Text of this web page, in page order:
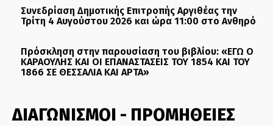
Συνεδρίαση Δημοτικής Επιτροπής Αργιθέας την
Τρίτη 4 Αυγούστου 2026 και ώρα 11:00 στο Ανθηρό
Πρόσκληση στην παρουσίαση του βιβλίου: «ΕΓΩ Ο
ΚΑΡΑΟΥΛΗΣ ΚΑΙ ΟΙ ΕΠΑΝΑΣΤΑΣΕΙΣ ΤΟΥ 1854 ΚΑΙ ΤΟΥ
1866 ΣΕ ΘΕΣΣΑΛΙΑ ΚΑΙ ΑΡΤΑ»
ΔΙΑΓΩΝΙΣΜΟΙ - ΠΡΟΜΗΘΕΙΕΣ